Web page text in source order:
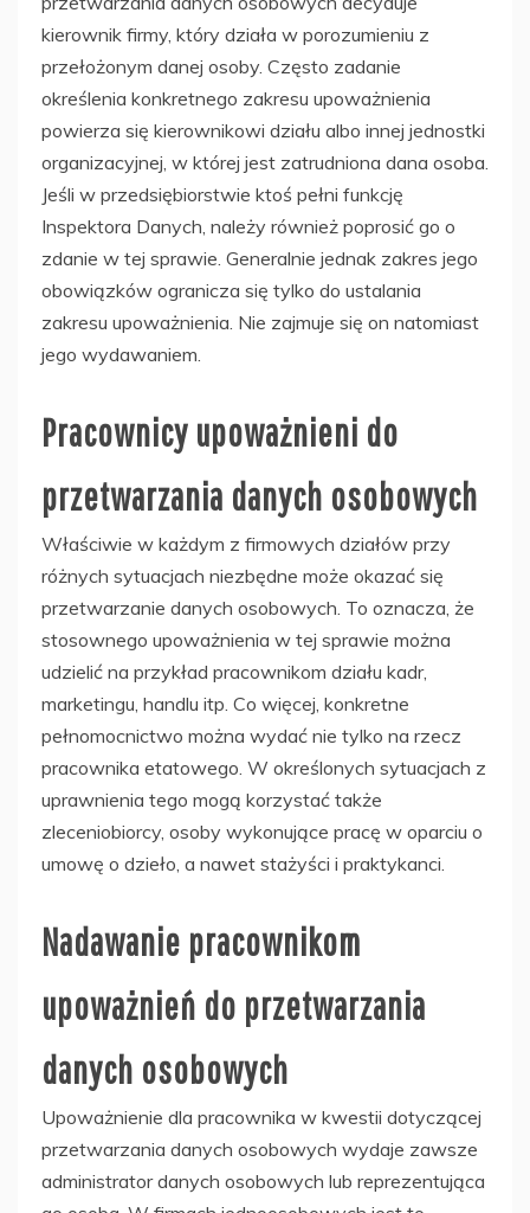
kierownik firmy, który działa w porozumieniu z
przełożonym danej osoby. Często zadanie
określenia konkretnego zakresu upoważnienia
powierza się kierownikowi działu albo innej jednostki
organizacyjnej, w której jest zatrudniona dana osoba.
Jeśli w przedsiębiorstwie ktoś pełni funkcję
Inspektora Danych, należy również poprosić go o
zdanie w tej sprawie. Generalnie jednak zakres jego
obowiązków ogranicza się tylko do ustalania
zakresu upoważnienia. Nie zajmuje się on natomiast
jego wydawaniem.
Pracownicy upoważnieni do
przetwarzania danych osobowych
Właściwie w każdym z firmowych działów przy
różnych sytuacjach niezbędne może okazać się
przetwarzanie danych osobowych. To oznacza, że
stosownego upoważnienia w tej sprawie można
udzielić na przykład pracownikom działu kadr,
marketingu, handlu itp. Co więcej, konkretne
pełnomocnictwo można wydać nie tylko na rzecz
pracownika etatowego. W określonych sytuacjach z
uprawnienia tego mogą korzystać także
zleceniobiorcy, osoby wykonujące pracę w oparciu o
umowę o dzieło, a nawet stażyści i praktykanci.
Nadawanie pracownikom
upoważnień do przetwarzania
danych osobowych
Upoważnienie dla pracownika w kwestii dotyczącej
przetwarzania danych osobowych wydaje zawsze
administrator danych osobowych lub reprezentująca